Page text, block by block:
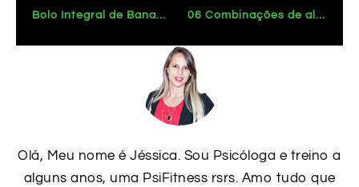
Bolo Integral de Banana com linhaça 06 Combinações de alimentos que ajudam a melhorar a saúde
Olá, Meu nome é Jéssica. Sou Psicóloga e treino a
alguns anos, uma PsiFitness rsrs. Amo tudo que